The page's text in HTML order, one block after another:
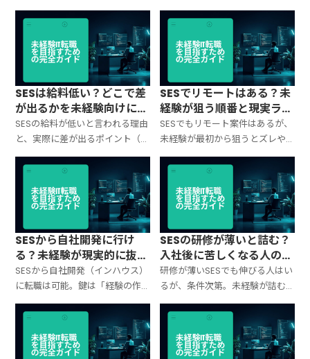
習状況・配属希望・待機・退職
理由などの落とし穴と、通る答え
方の型、逆質問テンプレまでま
とめ。
の条件」を先に確認。待機の実
績・給与・評価・学習支援など、
未経験が損しないための確認ポ
イントを整理。
SESは給料低い？どこで差
が出るかを未経験向けに構
造で解説
SESの給料が低いと言われる理由
と、実際に差が出るポイント（案
件単価・職種・地域・評価制
度・手当）を整理。未経験が最
初に損しない見方と面接で確認
すべき質問もまとめ。
SESでリモートはある？未
経験が狙う順番と現実ライ
ンを整理
SESでもリモート案件はあるが、
未経験が最初から狙うとズレや
すい。出社→ハイブリッド→フ
ルリモートの現実的な順番、条
件の見分け方、面接での確認質
問をまとめ。
SESから自社開発に行け
る？未経験が現実的に抜け
るルートと準備
SESから自社開発（インハウス）
に転職は可能。鍵は「経験の作
り方」と「職務経歴で通る見せ
方」。現実的なルート、狙うタ
イミング、やるべき準備を整理。
SESの研修が薄いと詰む？
入社後に苦しくなる人の共
通点と回避策
研修が薄いSESでも伸びる人はい
るが、条件次第。未経験が詰む
パターン（丸投げ・質問できな
い・環境が不明）を整理し、入
社前チェックと入社後の最短対
策をまとめ。